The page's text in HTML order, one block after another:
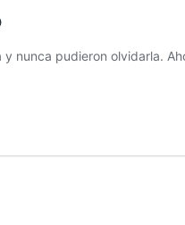
nunca pudieron olvidarla.